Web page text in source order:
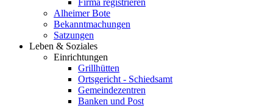
Firma registrieren
Alheimer Bote
Bekanntmachungen
Satzungen
Leben & Soziales
Einrichtungen
Grillhütten
Ortsgericht - Schiedsamt
Gemeindezentren
Banken und Post